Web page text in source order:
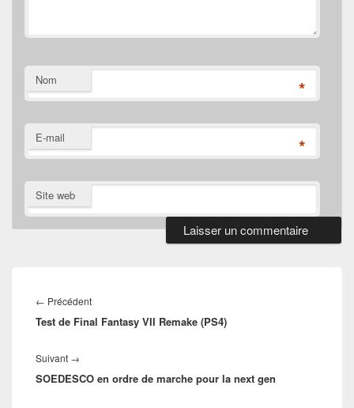
Nom *
E-mail *
Site web
de
l’article
← PrécédentArticle
précédent :
Test de Final Fantasy VII Remake (PS4)
Suivant →
suivant :
SOEDESCO en ordre de marche pour la next gen